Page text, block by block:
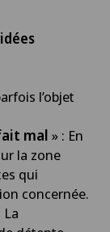
l’objet
mal » : En
la zone
qui
concernée.
La